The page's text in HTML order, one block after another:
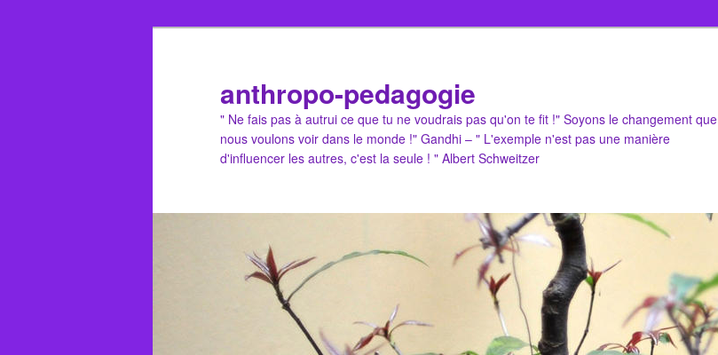
anthropo-pedagogie
" Ne fais pas à autrui ce que tu ne voudrais pas qu'on te fit !" Soyons le changement que
nous voulons voir dans le monde !" Gandhi – " L'exemple n'est pas une manière
d'influencer les autres, c'est la seule ! " Albert Schweitzer